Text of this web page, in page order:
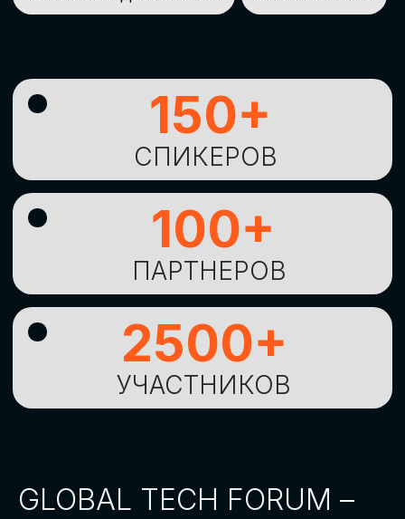
GLOBAL TECH FORUM –
ИЗУЧЕНИЯНОВЫХ
ТЕХНОЛОГИЙИ
СТРАТЕГИЧЕСКИХ
ПОДХОДОВ К ЦИФРОВОЙ
ТРАНСФОРМАЦИИ
БИЗНЕСА
ОСТАВИТЬ
ЗАЯВКУ
Оставьте заявку, наши менеджеры